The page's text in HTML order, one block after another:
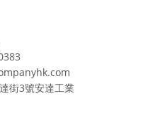
街3號安達工業